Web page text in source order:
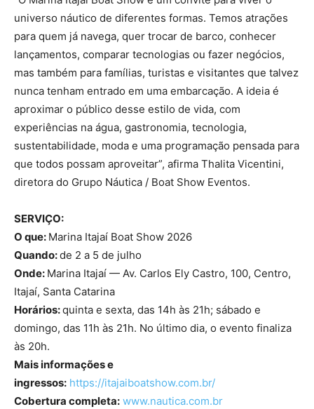
universo náutico de diferentes formas. Temos atrações
para quem já navega, quer trocar de barco, conhecer
lançamentos, comparar tecnologias ou fazer negócios,
mas também para famílias, turistas e visitantes que talvez
nunca tenham entrado em uma embarcação. A ideia é
aproximar o público desse estilo de vida, com
experiências na água, gastronomia, tecnologia,
sustentabilidade, moda e uma programação pensada para
que todos possam aproveitar”, afirma Thalita Vicentini,
diretora do Grupo Náutica / Boat Show Eventos.
SERVIÇO:
O que: Marina Itajaí Boat Show 2026
Quando:de 2 a 5 de julho
Onde: Marina Itajaí — Av. Carlos Ely Castro, 100, Centro,
Itajaí, Santa Catarina
Horários:quinta e sexta, das 14h às 21h; sábado e
domingo, das 11h às 21h. No último dia, o evento finaliza
às 20h.
Mais informações e
ingressos: https://itajaiboatshow.com.br/
Cobertura completa: www.nautica.com.br